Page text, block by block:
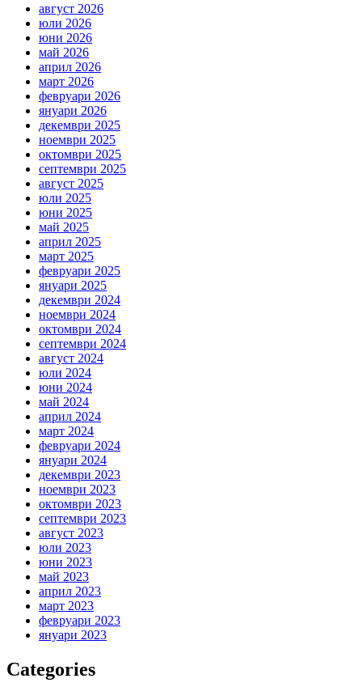
август 2026
юли 2026
юни 2026
май 2026
април 2026
март 2026
февруари 2026
януари 2026
декември 2025
ноември 2025
октомври 2025
септември 2025
август 2025
юли 2025
юни 2025
май 2025
април 2025
март 2025
февруари 2025
януари 2025
декември 2024
ноември 2024
октомври 2024
септември 2024
август 2024
юли 2024
юни 2024
май 2024
април 2024
март 2024
февруари 2024
януари 2024
декември 2023
ноември 2023
октомври 2023
септември 2023
август 2023
юли 2023
юни 2023
май 2023
април 2023
март 2023
февруари 2023
януари 2023
Categories